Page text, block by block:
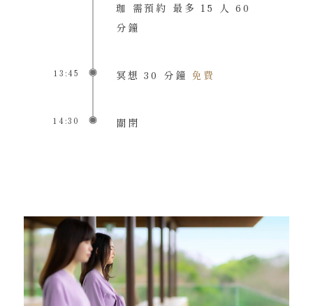
珈 需預約 最多 15 人 60
分鐘
13:45 冥想 30 分鐘 免費
14:30 關閉